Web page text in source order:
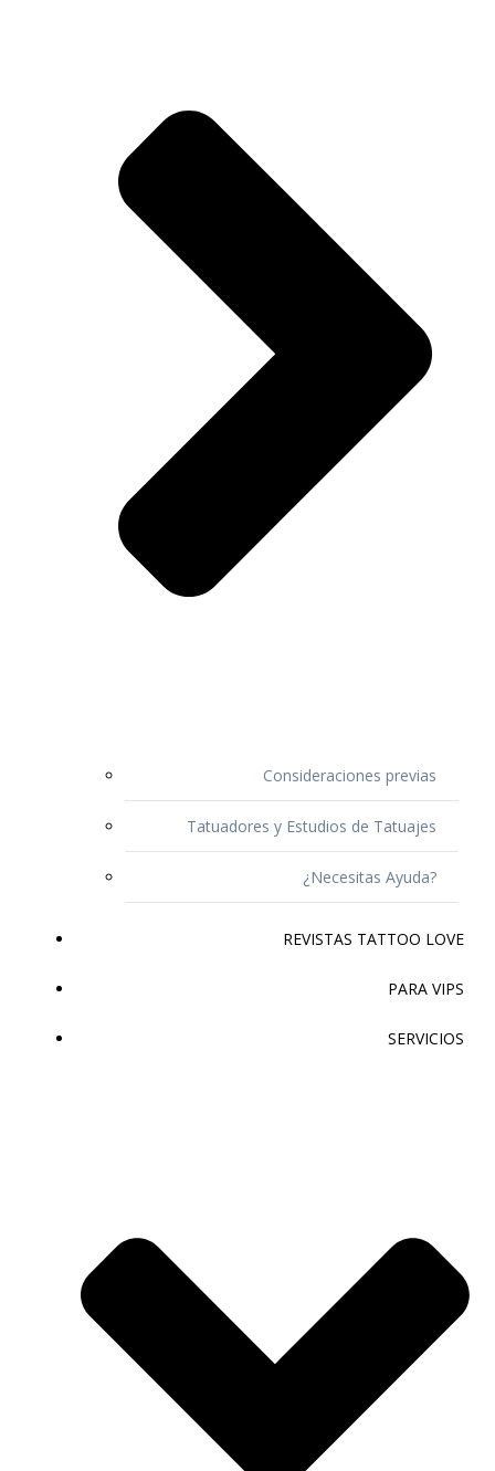
Consideraciones previas
Tatuadores y Estudios de Tatuajes
¿Necesitas Ayuda?
REVISTAS TATTOO LOVE
PARA VIPS
SERVICIOS